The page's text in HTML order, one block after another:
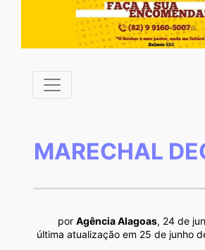
MARECHAL
por Agência Alagoas, 24 de
última atualização em 25 de junho